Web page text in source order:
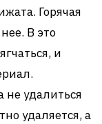
Горячая
В это
и
не удалиться
удаляется, а